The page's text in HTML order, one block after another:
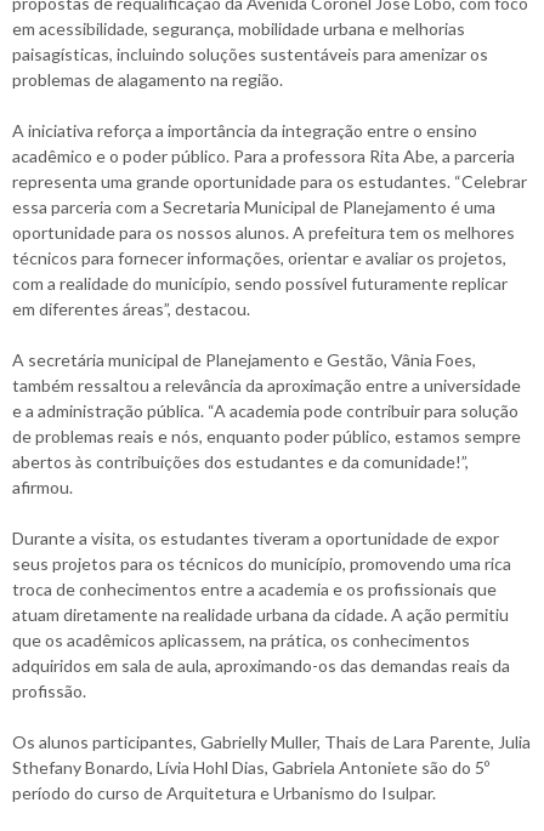
em acessibilidade, segurança, mobilidade urbana e melhorias
paisagísticas, incluindo soluções sustentáveis para amenizar os
problemas de alagamento na região.
A iniciativa reforça a importância da integração entre o ensino
acadêmico e o poder público. Para a professora Rita Abe, a parceria
representa uma grande oportunidade para os estudantes. “Celebrar
essa parceria com a Secretaria Municipal de Planejamento é uma
oportunidade para os nossos alunos. A prefeitura tem os melhores
técnicos para fornecer informações, orientar e avaliar os projetos,
com a realidade do município, sendo possível futuramente replicar
em diferentes áreas”, destacou.
A secretária municipal de Planejamento e Gestão, Vânia Foes,
também ressaltou a relevância da aproximação entre a universidade
e a administração pública. “A academia pode contribuir para solução
de problemas reais e nós, enquanto poder público, estamos sempre
abertos às contribuições dos estudantes e da comunidade!”,
afirmou.
Durante a visita, os estudantes tiveram a oportunidade de expor
seus projetos para os técnicos do município, promovendo uma rica
troca de conhecimentos entre a academia e os profissionais que
atuam diretamente na realidade urbana da cidade. A ação permitiu
que os acadêmicos aplicassem, na prática, os conhecimentos
adquiridos em sala de aula, aproximando-os das demandas reais da
profissão.
Os alunos participantes, Gabrielly Muller, Thais de Lara Parente, Julia
Sthefany Bonardo, Lívia Hohl Dias, Gabriela Antoniete são do 5º
período do curso de Arquitetura e Urbanismo do Isulpar.